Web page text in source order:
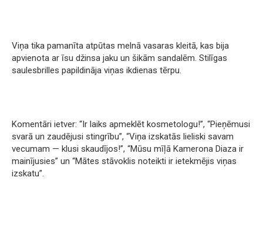
Viņa tika pamanīta atpūtas melnā vasaras kleitā, kas bija
apvienota ar īsu džinsa jaku un šikām sandalēm. Stilīgas
saulesbrilles papildināja viņas ikdienas tērpu.
Komentāri ietver: “Ir laiks apmeklēt kosmetologu!”, “Pieņēmusi
svarā un zaudējusi stingrību”, “Viņa izskatās lieliski savam
vecumam — klusi skaudījos!”, “Mūsu mīļā Kamerona Diaza ir
mainījusies” un “Mātes stāvoklis noteikti ir ietekmējis viņas
izskatu”.